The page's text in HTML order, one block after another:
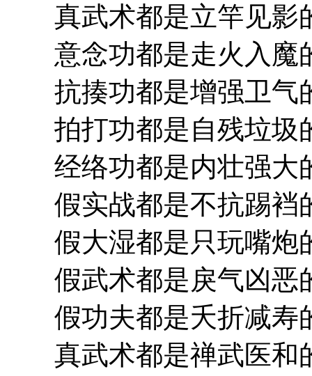
真武术都是立竿见影
意念功都是走火入魔
抗揍功都是增强卫气
拍打功都是自残垃圾
经络功都是内壮强大
假实战都是不抗踢裆
假大湿都是只玩嘴炮
假武术都是戾气凶恶
假功夫都是夭折减寿
真武术都是禅武医和